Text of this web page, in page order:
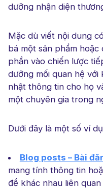
dưỡng nhận diện
Mặc dù viết nội dung
bá một sản phẩm
phần vào chiến lược
dưỡng mối quan hệ với
nhật thông tin cho họ
một chuyên gia trong
Dưới đây là một số ví
Blog posts – Bài
mang tính thông tin
đề khác nhau liên